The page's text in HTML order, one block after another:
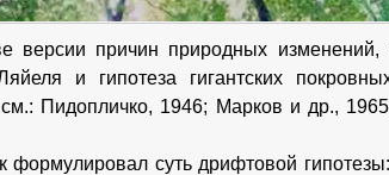
версии причин природных
и гипотеза гигантских
Пидопличко, 1946; Марков и др.,
формулировал суть дрифтовой